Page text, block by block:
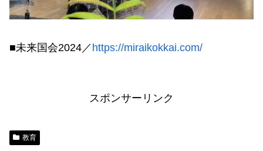
■未来国会2024／ https://miraikokkai.com/
スポンサーリンク
教育